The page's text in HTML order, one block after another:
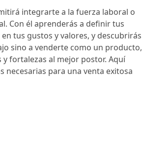
integrarte a la fuerza laboral o
Con él aprenderás a definir tus
tus gustos y valores, y descubrirás
sino a venderte como un producto,
fortalezas al mejor postor. Aquí
necesarias para una venta exitosa